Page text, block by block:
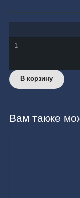
Количество
Rescue
Parka-
Midnightblue
В корзину
Вам также